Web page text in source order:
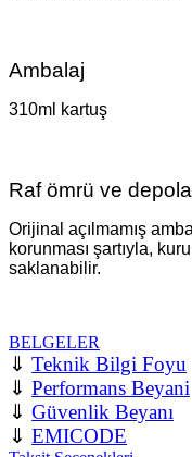
Ambalaj
310ml kartuş
Raf ömrü ve
Orijinal açılmamış
korunması şartıyla,
saklanabilir.
BELGELER
⇓ Teknik Bilgi Foyu
⇓ Performans Beyani
⇓ Güvenlik Beyanı
⇓ EMICODE